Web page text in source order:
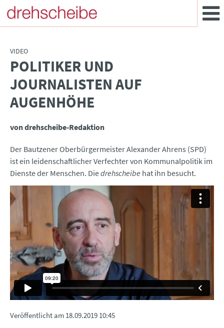
VIDEO
:POLITIKER UND
JOURNALISTEN AUF
AUGENHÖHE
von drehscheibe-Redaktion
Der Bautzener Oberbürgermeister Alexander Ahrens (SPD)
ist ein leidenschaftlicher Verfechter von Kommunalpolitik im
Dienste der Menschen. Diedrehscheibe hat ihn besucht.
Veröffentlicht am 18.09.2019 10:45